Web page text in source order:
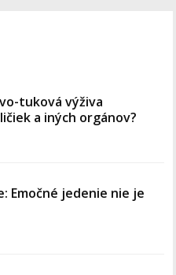
tuková výživa
a iných orgánov?
Emočné jedenie nie je